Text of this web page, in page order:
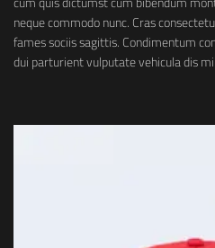
neque commodo nunc. Cras
fames sociis sagittis. Condimentum
dui parturient vulputate vehicula dis